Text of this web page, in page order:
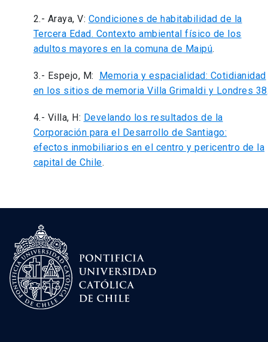
2.- Araya, V: Condiciones de habitabilidad de la
Tercera Edad. Contexto ambiental físico de los
adultos mayores en la comuna de Maipú.
3.- Espejo, M:
Memoria y espacialidad: Cotidianidad
en los sitios de memoria Villa Grimaldi y Londres 38
4.- Villa, H: Develando los resultados de la
Corporación para el Desarrollo de Santiago:
efectos inmobiliarios en el centro y pericentro de la
capital de Chile.